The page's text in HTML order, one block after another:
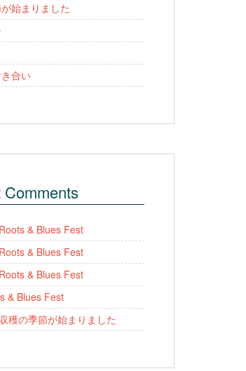
始まりました
合い
Comments
Roots & Blues Fest
Roots & Blues Fest
Roots & Blues Fest
& Blues Fest
収穫の季節が始まりました